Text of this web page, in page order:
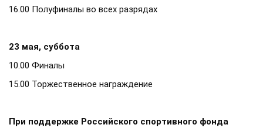
16.00 Полуфиналы во всех разрядах
23 мая, суббота
10.00 Финалы
15.00 Торжественное награждение
При поддержке Российского спортивного фонда